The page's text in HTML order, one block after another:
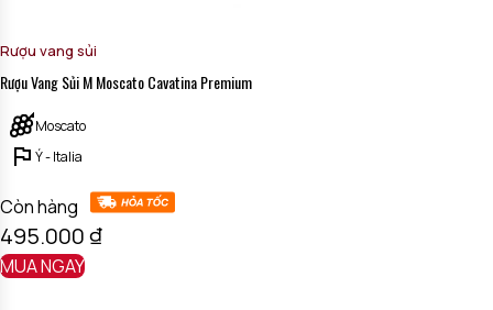
Rượu vang sủi
Rượu Vang Sủi M Moscato Cavatina Premium
Moscato
Ý - Italia
Còn hàng
495.000₫
MUA NGAY